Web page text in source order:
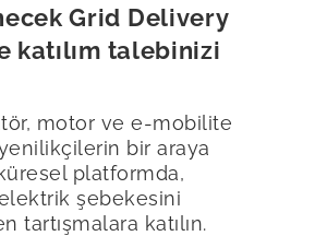
Grid Delivery
katılım talebinizi
motor ve e-mobilite
bir araya
platformda,
elektrik şebekesini
tartışmalara katılın.